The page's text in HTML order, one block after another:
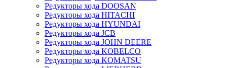
Редукторы хода DOOSAN
Редукторы хода HITACHI
Редукторы хода HYUNDAI
Редукторы хода JCB
Редукторы хода JOHN DEERE
Редукторы хода KOBELCO
Редукторы хода KOMATSU